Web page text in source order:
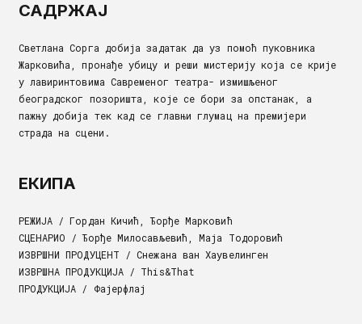
САДРЖАЈ
Светлана Сорга добија задатак да уз помоћ пуковника
Жарковића, пронађе убицу и реши мистерију која се крије
у лавиринтовима Савременог театра- измишљеног
београдског позоришта, које се бори за опстанак, а
пажњу добија тек кад се главњи глумац на премијери
страда на сцени.
ЕКИПА
РЕЖИЈА / Гордан Кичић, Ђорђе Марковић
СЦЕНАРИО / Ђорђе Милосављевић, Маја Тодоровић
ИЗВРШНИ ПРОДУЦЕНТ / Снежана ван Хаувелинген
ИЗВРШНА ПРОДУКЦИЈА / Тhis&Тhat
ПРОДУКЦИЈА / Фајерфлај